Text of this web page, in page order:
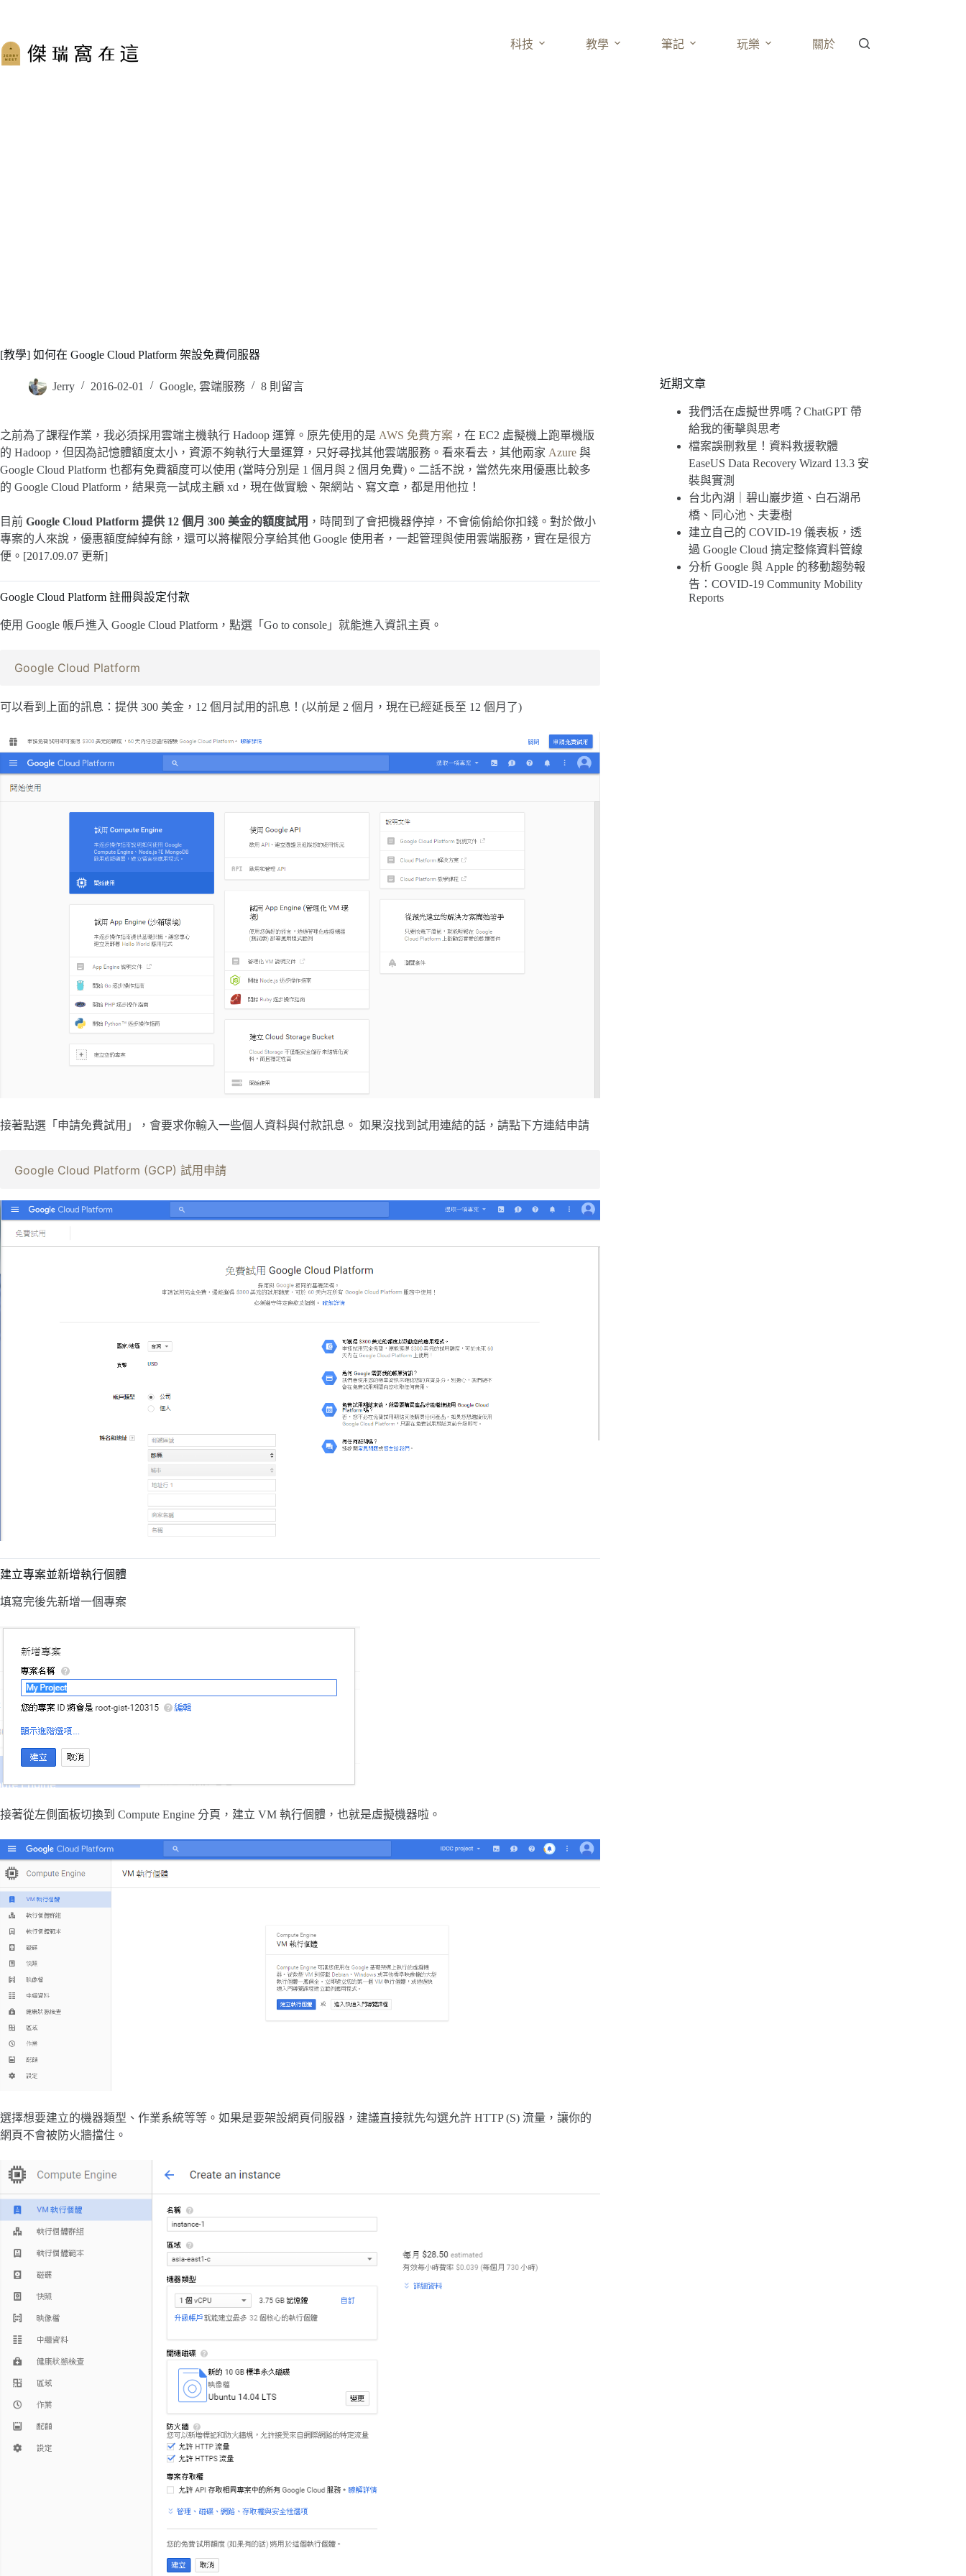
主
要
科技 教學 筆記 玩樂 關於
[教學] 如何在 Google Cloud Platform 架設免費伺服器
Jerry 2016-02-01 Google, 雲端服務 8 則留言
之前為了課程作業，我必須採用雲端主機執行 Hadoop 運算。原先使用的是 AWS 免費方案 ，在 EC2 虛擬機上跑單機版
的 Hadoop，但因為記憶體額度太小，資源不夠執行大量運算，只好尋找其他雲端服務。看來看去，其他兩家 Azure 與
Google Cloud Platform 也都有免費額度可以使用 (當時分別是 1 個月與 2 個月免費)。二話不說，當然先來用優惠比較多
的 Google Cloud Platform，結果竟一試成主顧 xd，現在做實驗、架網站、寫文章，都是用他拉！
目前 Google Cloud Platform 提供 12 個月 300 美金的額度試用 ，時間到了會把機器停掉，不會偷偷給你扣錢。對於做小
專案的人來說，優惠額度綽綽有餘，還可以將權限分享給其他 Google 使用者，一起管理與使用雲端服務，實在是很方
便。[2017.09.07 更新]
Google Cloud Platform 註冊與設定付款
使用 Google 帳戶進入 Google Cloud Platform，點選「Go to console」就能進入資訊主頁。
Google Cloud Platform
可以看到上面的訊息：提供 300 美金，12 個月試用的訊息！(以前是 2 個月，現在已經延長至 12 個月了)
接著點選「申請免費試用」，會要求你輸入一些個人資料與付款訊息。 如果沒找到試用連結的話，請點下方連結申請
Google Cloud Platform (GCP) 試用申請
建立專案並新增執行個體
填寫完後先新增一個專案
接著從左側面板切換到 Compute Engine 分頁，建立 VM 執行個體，也就是虛擬機器啦。
選擇想要建立的機器類型、作業系統等等。如果是要架設網頁伺服器，建議直接就先勾選允許 HTTP (S) 流量，讓你的
網頁不會被防火牆擋住。
近期文章
我們活在虛擬世界嗎？ChatGPT 帶
給我的衝擊與思考
檔案誤刪救星！資料救援軟體
EaseUS Data Recovery Wizard 13.3 安
裝與實測
台北內湖｜碧山巖步道、白石湖吊
橋、同心池、夫妻樹
建立自己的 COVID-19 儀表板，透
過 Google Cloud 搞定整條資料管線
分析 Google 與 Apple 的移動趨勢報
告：COVID-19 Community Mobility
Reports